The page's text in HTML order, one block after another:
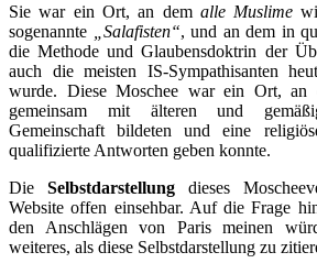
Sie war ein Ort, an dem alle Muslime
sogenannte
„Salafisten“, und an dem in
die Methode und Glaubensdoktrin der
auch die meisten IS-Sympathisanten
wurde. Diese Moschee war ein Ort, an
gemeinsam mit älteren und
Gemeinschaft bildeten und eine
qualifizierte Antworten geben konnte.
Die Selbstdarstellung dieses
Website offen einsehbar. Auf die Frage
den Anschlägen von Paris meinen
weiteres, als diese Selbstdarstellung zu